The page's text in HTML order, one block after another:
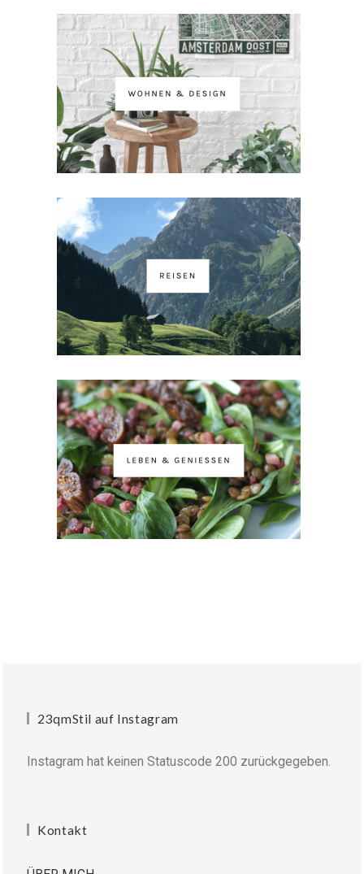
23qmStil auf Instagram
Instagram hat keinen Statuscode 200 zurückgegeben.
Kontakt